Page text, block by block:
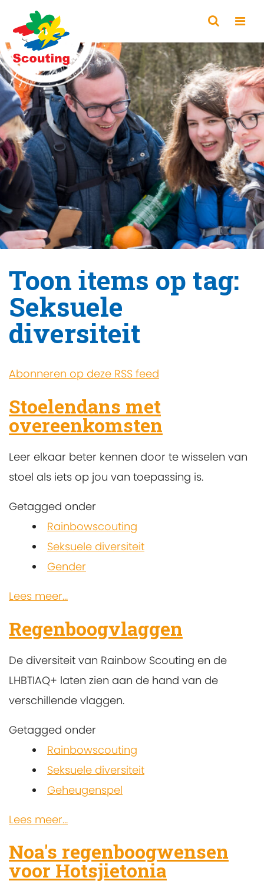
Toon items op tag:
Seksuele
diversiteit
Abonneren op deze RSS feed
Stoelendans met
overeenkomsten
Leer elkaar beter kennen door te wisselen van
stoel als iets op jou van toepassing is.
Getagged onder
Rainbowscouting
Seksuele diversiteit
Gender
Lees meer...
Regenboogvlaggen
De diversiteit van Rainbow Scouting en de
LHBTIAQ+ laten zien aan de hand van de
verschillende vlaggen.
Getagged onder
Rainbowscouting
Seksuele diversiteit
Geheugenspel
Lees meer...
Noa's regenboogwensen
voor Hotsjietonia